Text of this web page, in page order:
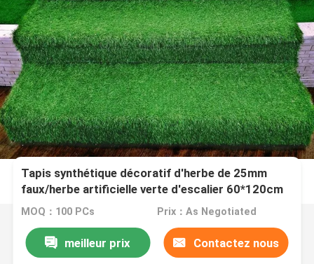
Tapis synthétique décoratif d'herbe de 25mm
faux/herbe artificielle verte d'escalier 60*120cm
MOQ：100 PCs Prix：As Negotiated
meilleur prix Contactez nous